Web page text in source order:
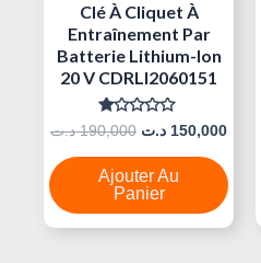
Clé À Cliquet À
Entraînement Par
Batterie Lithium-Ion
20 V CDRLI2060151
Note
Sur
5
190,000 د.ت 150,000 د.ت
Ajouter Au
Panier